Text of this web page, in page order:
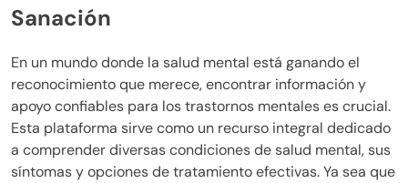
Sanación
En un mundo donde la salud mental está ganando el
reconocimiento que merece, encontrar información y
apoyo confiables para los trastornos mentales es crucial.
Esta plataforma sirve como un recurso integral dedicado
a comprender diversas condiciones de salud mental, sus
síntomas y opciones de tratamiento efectivas. Ya sea que